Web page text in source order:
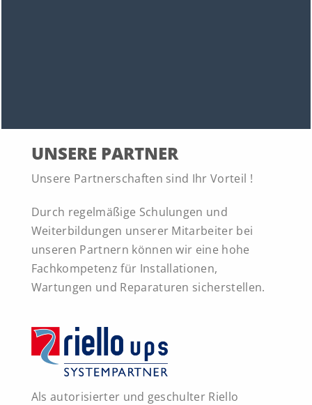
UNSERE PARTNER
Unsere Partnerschaften sind Ihr Vorteil !
Durch regelmäßige Schulungen und
Weiterbildungen unserer Mitarbeiter bei
unseren Partnern können wir eine hohe
Fachkompetenz für Installationen,
Wartungen und Reparaturen sicherstellen.
Als autorisierter und geschulter Riello